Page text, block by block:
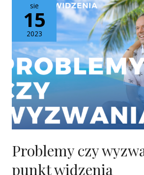
sie
15
2023
Problemy czy
punkt widzenia